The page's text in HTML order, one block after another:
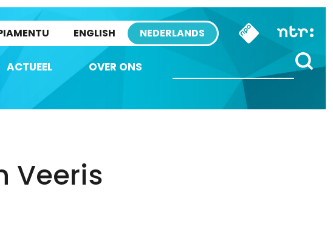
ENGLISH NEDERLANDS
ACTUEEL OVER ONS
Veeris